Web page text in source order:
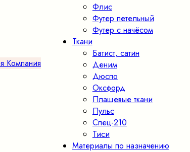
Флис
Футер петельный
Футер с начёсом
Ткани
Батист, сатин
Деним
Дюспо
Оксфорд
Плащевые ткани
Пульс
Спец-210
Тиси
Материалы по назначению